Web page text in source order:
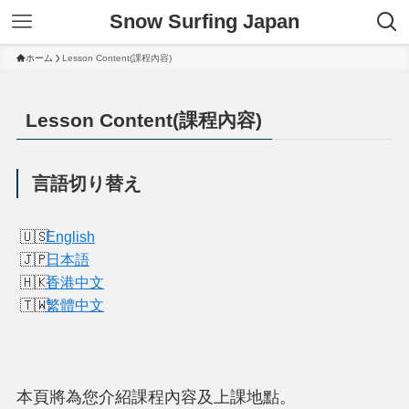
Snow Surfing Japan
ホーム Lesson Content(課程內容)
Lesson Content(課程內容)
言語切り替え
English
日本語
香港中文
繁體中文
本頁將為您介紹課程內容及上課地點。